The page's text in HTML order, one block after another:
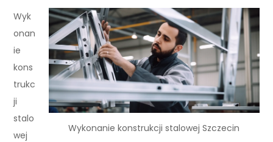
Wykonanie konstrukcji stalowej Szczecin
Wyk
onan
ie
kons
trukc
ji
stalo
wej